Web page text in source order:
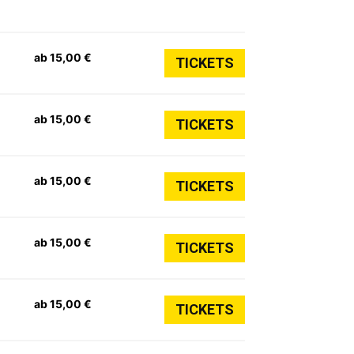
ab 15,00 € TICKETS
ab 15,00 € TICKETS
ab 15,00 € TICKETS
ab 15,00 € TICKETS
ab 15,00 € TICKETS